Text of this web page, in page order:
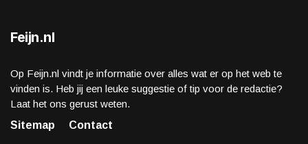
Feijn.nl
Op Feijn.nl vindt je informatie over alles wat er op het web te
vinden is. Heb jij een leuke suggestie of tip voor de redactie?
Laat het ons gerust weten.
Sitemap
Contact